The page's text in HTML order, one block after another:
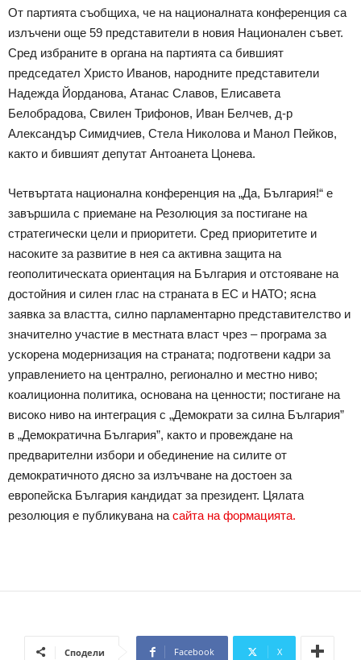
От партията съобщиха, че на националната конференция са
излъчени още 59 представители в новия Национален съвет.
Сред избраните в органа на партията са бившият
председател Христо Иванов, народните представители
Надежда Йорданова, Атанас Славов, Елисавета
Белобрадова, Свилен Трифонов, Иван Белчев, д-р
Александър Симидчиев, Стела Николова и Манол Пейков,
както и бившият депутат Антоанета Цонева.
Четвъртата национална конференция на „Да, България!“ е
завършила с приемане на Резолюция за постигане на
стратегически цели и приоритети. Сред приоритетите и
насоките за развитие в нея са активна защита на
геополитическата ориентация на България и отстояване на
достойния и силен глас на страната в ЕС и НАТО; ясна
заявка за властта, силно парламентарно представителство и
значително участие в местната власт чрез – програма за
ускорена модернизация на страната; подготвени кадри за
управлението на централно, регионално и местно ниво;
коалиционна политика, основана на ценности; постигане на
високо ниво на интеграция с „Демократи за силна България”
в „Демократична България”, както и провеждане на
предварителни избори и обединение на силите от
демократичното дясно за излъчване на достоен за
европейска България кандидат за президент. Цялата
резолюция е публикувана на сайта на формацията.
Сподели Facebook X